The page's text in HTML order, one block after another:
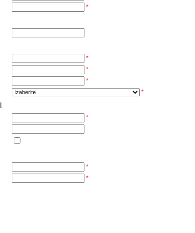
*
*
*
*
*
*
*
*